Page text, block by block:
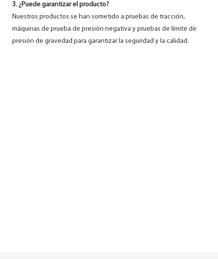
3. ¿Puede garantizar el producto?
Nuestros productos se han sometido a pruebas de tracción,
máquinas de prueba de presión negativa y pruebas de límite de
presión de gravedad para garantizar la seguridad y la calidad.